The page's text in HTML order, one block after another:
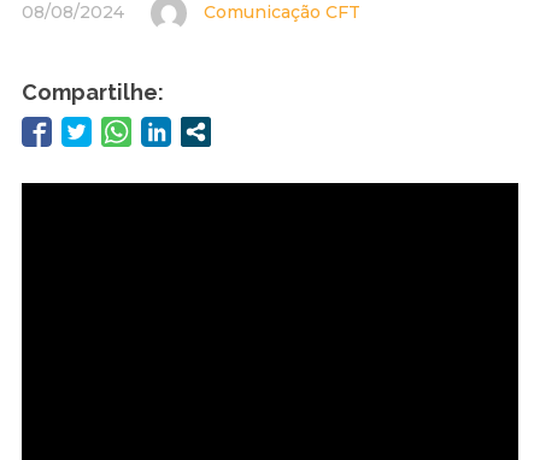
08/08/2024 Comunicação CFT
Compartilhe: